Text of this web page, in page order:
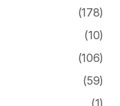
(178)
(10)
(106)
(59)
(1)